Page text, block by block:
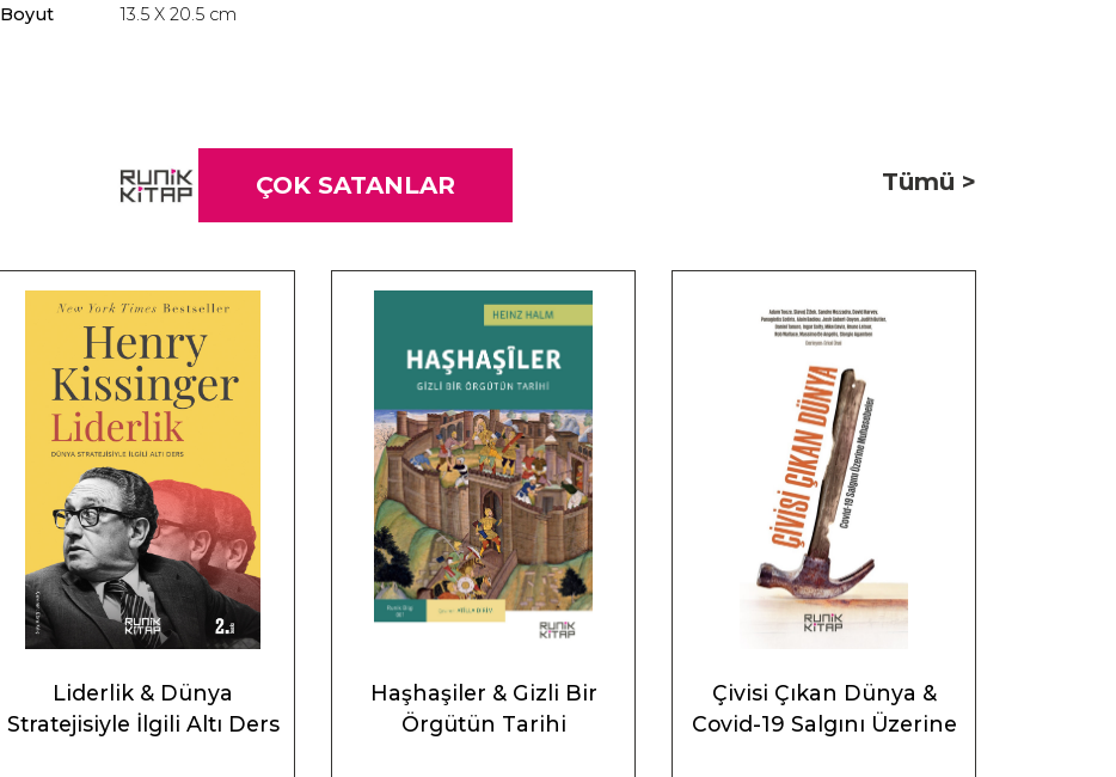
Boyut
13.5 X 20.5 cm
ÇOK SATANLAR Tümü >
Liderlik & Dünya
Stratejisiyle İlgili Altı Ders
Haşhaşiler & Gizli Bir
Örgütün Tarihi
Çivisi Çıkan Dünya &
Covid-19 Salgını Üzerine